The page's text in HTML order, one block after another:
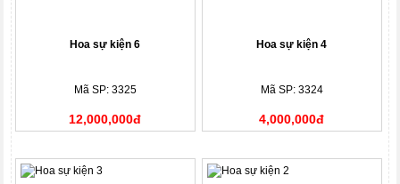
Hoa sự kiện 6
Mã SP: 3325
12,000,000đ
Hoa sự kiện 4
Mã SP: 3324
4,000,000đ